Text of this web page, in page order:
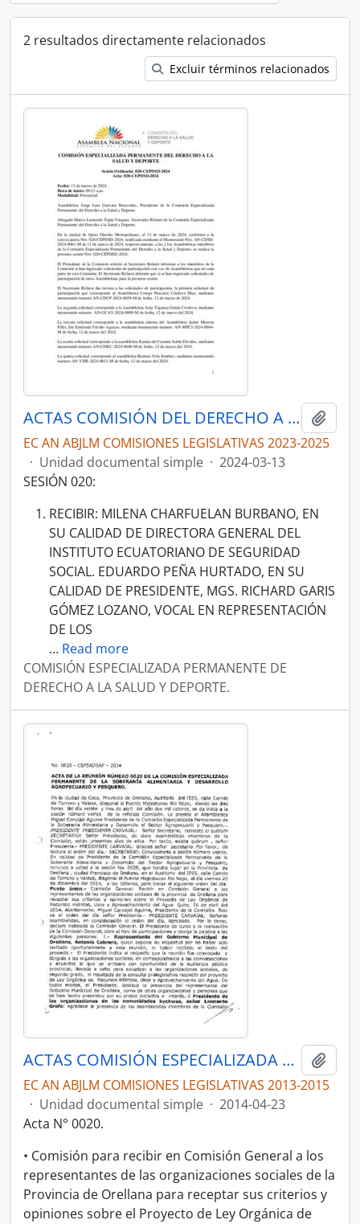
2 resultados directamente relacionados
Excluir términos relacionados
ACTAS COMISIÓN DEL DERECHO A LA SALUD Y DEPORTE
EC AN ABJLM COMISIONES LEGISLATIVAS 2023-2025
· Unidad documental simple · 2024-03-13
SESIÓN 020:
RECIBIR: MILENA CHARFUELAN BURBANO, EN
SU CALIDAD DE DIRECTORA GENERAL DEL
INSTITUTO ECUATORIANO DE SEGURIDAD
SOCIAL. EDUARDO PEÑA HURTADO, EN SU
CALIDAD DE PRESIDENTE, MGS. RICHARD GARIS
GÓMEZ LOZANO, VOCAL EN REPRESENTACIÓN
DE LOS
… Read more
COMISIÓN ESPECIALIZADA PERMANENTE DE
DERECHO A LA SALUD Y DEPORTE.
ACTAS COMISIÓN ESPECIALIZADA DE SOBERANÍA ALIMENTARIA, DESARROLLO DEL SECTOR AGROPECUARIO Y PESQUERO.
EC AN ABJLM COMISIONES LEGISLATIVAS 2013-2015
· Unidad documental simple · 2014-04-23
Acta N° 0020.
• Comisión para recibir en Comisión General a los
representantes de las organizaciones sociales de la
Provincia de Orellana para receptar sus criterios y
opiniones sobre el Proyecto de Ley Orgánica de